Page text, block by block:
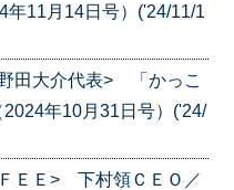
年11月14日号）('24/11/1
田大介代表> 「かっこ
年10月31日号）('24/
ＥＥ> 下村領ＣＥＯ／